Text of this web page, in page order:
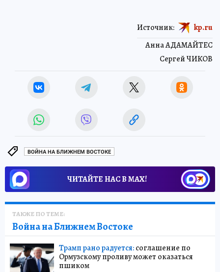
Анна АДАМАЙТЕС
Сергей ЧИКОВ
Источник: kp.ru
ВОЙНА НА БЛИЖНЕМ ВОСТОКЕ
ЧИТАЙТЕ НАС В МАХ!
ТАКЖЕ ПО ТЕМЕ:
Война на Ближнем Востоке
Трамп рано радуется:соглашение по
Ормузскому проливу может оказаться
пшиком